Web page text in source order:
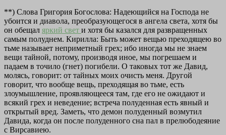
**) Слова Григория Богослова: Надеющийся на Господа не
убоится и диaвoлa, преобразующегося в ангела света, хотя бы
он обещал яркий свет и хотя бы казался для развращенных
самым полуднем. Кирилла: Быть может вещью преходящею во
тьме называет неприметный грех; ибо иногда мы не знаем
вещи тайной, потому, производя иное, мы погрешаем и
падаем в точило (гнет) погибели. О таковых тот же Давид,
молясь, говорит: от тайных моих очисть меня. Другой
говорит, что вообще вещь, преходящая во тьме, есть
злоумышлениe, проявляющееся там, где его не ожидают и
всякий грех и неведение; встреча полуденная есть явный и
открытый вред. Заметь, что демон полуденный возмутил
Давида, когда он после полуденного сна пал в прелюбодеяние
с Вирсавиею.